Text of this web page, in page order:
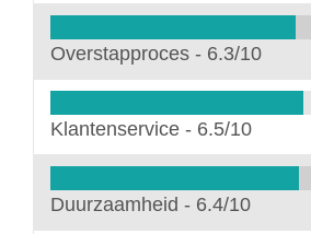
Overstapproces - 6.3/10
Klantenservice - 6.5/10
Duurzaamheid - 6.4/10